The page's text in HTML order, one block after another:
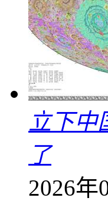
立下中
了
2026年